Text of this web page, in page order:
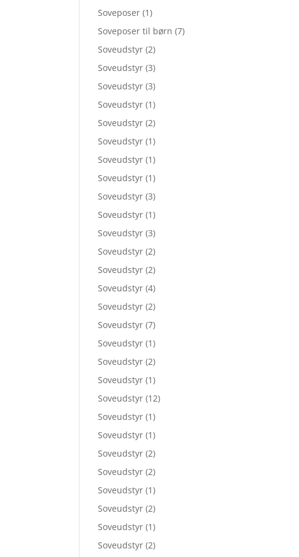
Soveposer (1)
Soveposer til børn (7)
Soveudstyr (2)
Soveudstyr (3)
Soveudstyr (3)
Soveudstyr (1)
Soveudstyr (2)
Soveudstyr (1)
Soveudstyr (1)
Soveudstyr (1)
Soveudstyr (3)
Soveudstyr (1)
Soveudstyr (3)
Soveudstyr (2)
Soveudstyr (2)
Soveudstyr (4)
Soveudstyr (2)
Soveudstyr (7)
Soveudstyr (1)
Soveudstyr (2)
Soveudstyr (1)
Soveudstyr (12)
Soveudstyr (1)
Soveudstyr (1)
Soveudstyr (2)
Soveudstyr (2)
Soveudstyr (1)
Soveudstyr (2)
Soveudstyr (1)
Soveudstyr (2)